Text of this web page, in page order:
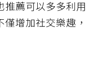
推薦可以多多利用
僅增加社交樂趣，